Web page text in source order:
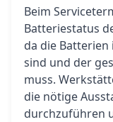
Beim
Batteriestatus
da die
sind und der
muss.
die nötige
durchzuführen